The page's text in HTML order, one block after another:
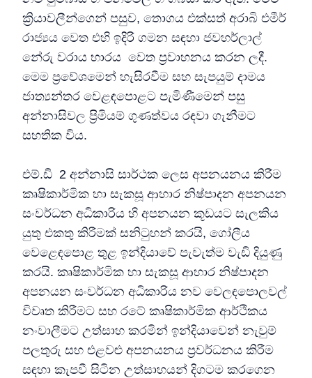
ක්‍රියාවලීන්ගෙන් පසුව, තොගය එක්සත් අරාබි එමීර්
රාජ්‍යය වෙත එහි ඉදිරි ගමන සඳහා ජවහර්ලාල්
නේරු වරාය භාරය වෙත ප්‍රවාහනය කරන ලදී.
මෙම ප්‍රවේශමෙන් හැසිරවීම සහ සැපයුම් දාමය
ජාත්‍යන්තර වෙළඳපොළට පැමිණීමෙන් පසු
අන්නාසිවල ප්‍රිමියම් ගුණත්වය රඳවා ගැනීමට
සහතික විය.
එම්.ඩී 2 අන්නාසි සාර්ථක ලෙස අපනයනය කිරීම
කෘෂිකාර්මික හා සැකසූ ආහාර නිෂ්පාදන අපනයන
සංවර්ධන අධිකාරිය හි අපනයන කූඩයට සැලකිය
යුතු එකතු කිරීමක් සනිටුහන් කරයි, ගෝලීය
වෙළෙඳපොළ තුළ ඉන්දියාවේ පැවැත්ම වැඩි දියුණු
කරයි. කෘෂිකාර්මික හා සැකසූ ආහාර නිෂ්පාදන
අපනයන සංවර්ධන අධිකාරිය නව වෙලඳපොලවල්
විවෘත කිරීමට සහ රටේ කෘෂිකාර්මික ආර්ථිකය
නංවාලීමට උත්සාහ කරමින් ඉන්දියාවෙන් නැවුම්
පලතුරු සහ එළවළු අපනයනය ප්‍රවර්ධනය කිරීම
සඳහා කැපවී සිටින උත්සාහයන් දිගටම කරගෙන